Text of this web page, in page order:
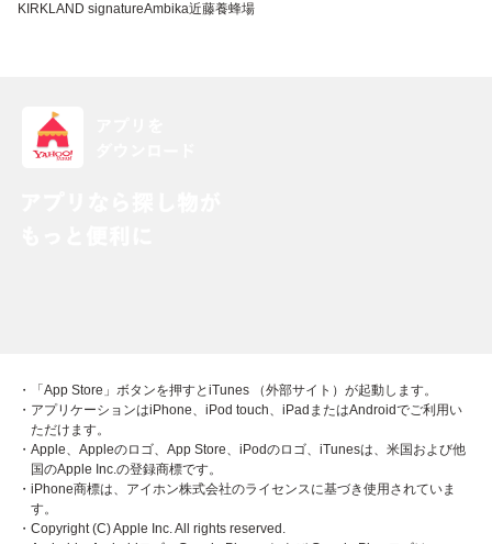
KIRKLAND signatureAmbika近藤養蜂場
・「App Store」ボタンを押すとiTunes （外部サイト）が起動します。
・アプリケーションはiPhone、iPod touch、iPadまたはAndroidでご利用い
ただけます。
・Apple、Appleのロゴ、App Store、iPodのロゴ、iTunesは、米国および他
国のApple Inc.の登録商標です。
・iPhone商標は、アイホン株式会社のライセンスに基づき使用されていま
す。
・Copyright (C) Apple Inc. All rights reserved.